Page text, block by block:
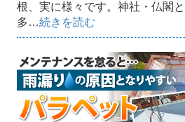
根、実に様々です。神社・仏閣
多…続きを読む